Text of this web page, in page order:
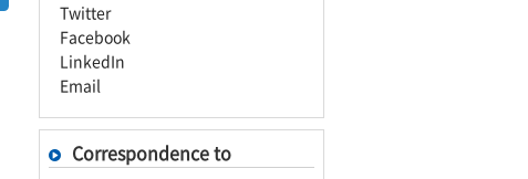
Twitter
Facebook
LinkedIn
Email
Correspondence to